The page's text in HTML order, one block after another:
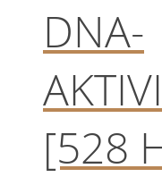
DNA-
[528